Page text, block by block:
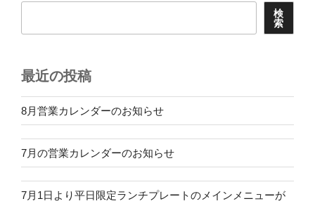
検
索
最近の投稿
8月営業カレンダーのお知らせ
7月の営業カレンダーのお知らせ
7月1日より平日限定ランチプレートのメインメニューが